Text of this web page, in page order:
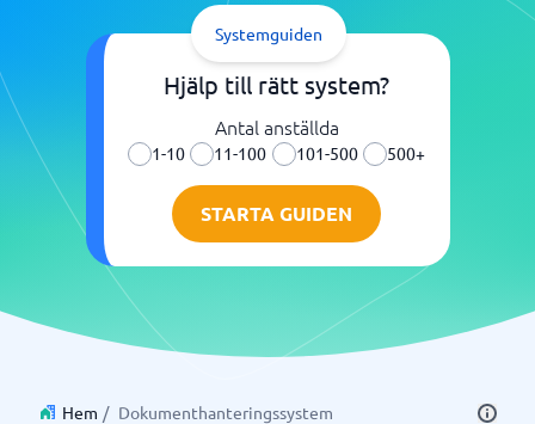
Hjälp till rätt system?
Antal anställda
1-10 11-100 101-500 500+
STARTA GUIDEN
Systemguiden
Hem / Dokumenthanteringssystem